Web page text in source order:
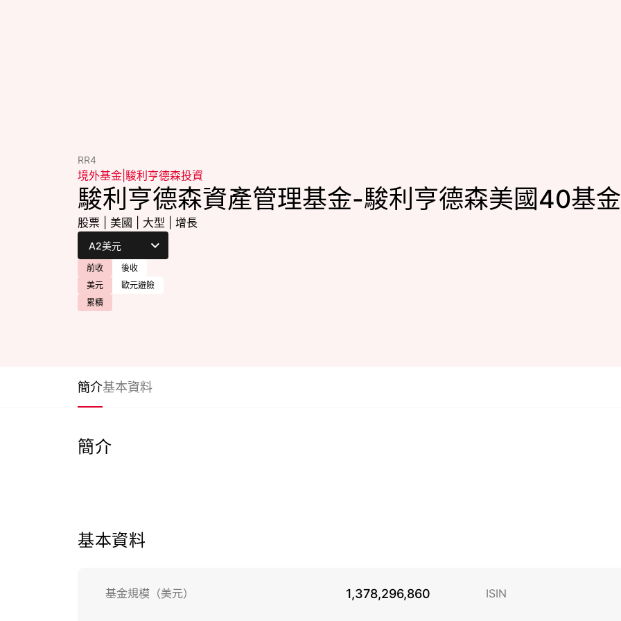
RR4
境外基金 駿利亨德森投資
駿利亨德森資產管理基金-駿利亨德森美國40基金
股票 美國 大型 增長
前收
後收
美元
歐元避險
累積
簡介基本資料
簡介
基本資料
基金規模（美元） 1,378,296,860 ISIN